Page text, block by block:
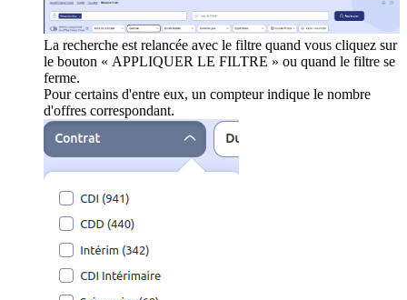
La recherche est relancée avec le filtre quand vous cliquez sur
le bouton « APPLIQUER LE FILTRE » ou quand le filtre se
ferme.
Pour certains d'entre eux, un compteur indique le nombre
d'offres correspondant.